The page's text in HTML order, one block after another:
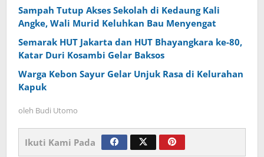
Sampah Tutup Akses Sekolah di Kedaung Kali
Angke, Wali Murid Keluhkan Bau Menyengat
Semarak HUT Jakarta dan HUT Bhayangkara ke-80,
Katar Duri Kosambi Gelar Baksos
Warga Kebon Sayur Gelar Unjuk Rasa di Kelurahan
Kapuk
oleh Budi Utomo
Ikuti Kami Pada